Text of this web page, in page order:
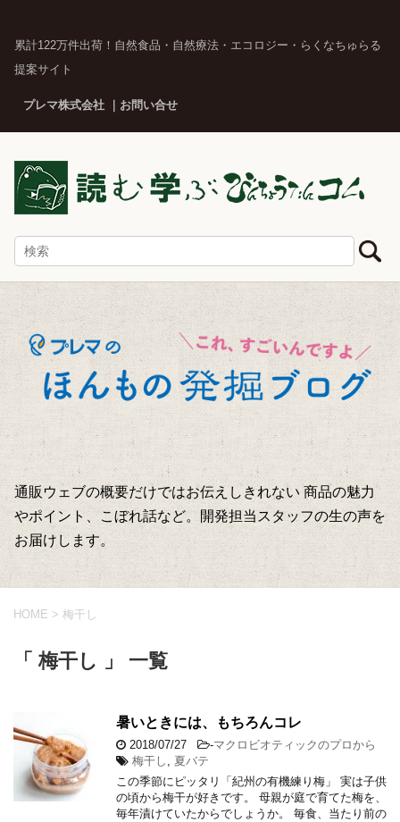
累計122万件出荷！自然食品・自然療法・エコロジー・らくなちゅらる
提案サイト
プレマ株式会社 お問い合せ
通販ウェブの概要だけではお伝えしきれない 商品の魅力
やポイント、こぼれ話など。開発担当スタッフの生の声を
お届けします。
HOME > 梅干し
「 梅干し 」 一覧
暑いときには、もちろんコレ
2018/07/27 -マクロビオティックのプロから
梅干し , 夏バテ
この季節にピッタリ「紀州の有機練り梅」 実は子供
の頃から梅干が好きです。 母親が庭で育てた梅を、
毎年漬けていたからでしょうか。 毎食、当たり前の